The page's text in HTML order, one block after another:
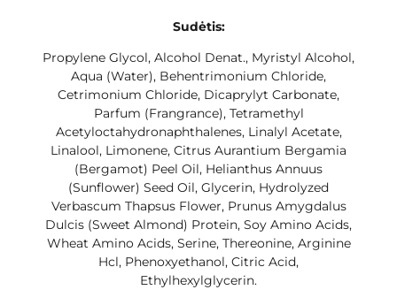
Sudėtis:
Propylene Glycol, Alcohol Denat., Myristyl Alcohol,
Aqua (Water), Behentrimonium Chloride,
Cetrimonium Chloride, Dicaprylyt Carbonate,
Parfum (Frangrance), Tetramethyl
Acetyloctahydronaphthalenes, Linalyl Acetate,
Linalool, Limonene, Citrus Aurantium Bergamia
(Bergamot) Peel Oil, Helianthus Annuus
(Sunflower) Seed Oil, Glycerin, Hydrolyzed
Verbascum Thapsus Flower, Prunus Amygdalus
Dulcis (Sweet Almond) Protein, Soy Amino Acids,
Wheat Amino Acids, Serine, Thereonine, Arginine
Hcl, Phenoxyethanol, Citric Acid,
Ethylhexylglycerin.